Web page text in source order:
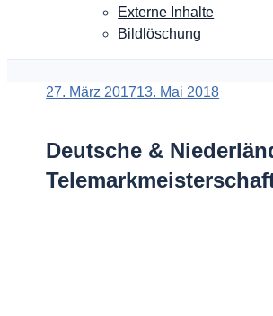
Externe Inhalte
Bildlöschung
Veröffentlicht
27. März 201713. Mai 2018
Deutsche &